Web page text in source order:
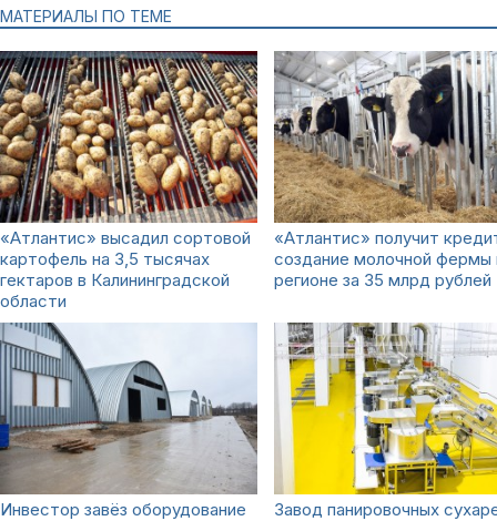
МАТЕРИАЛЫ ПО ТЕМЕ
«Атлантис» высадил сортовой
картофель на 3,5 тысячах
гектаров в Калининградской
области
«Атлантис» получит
создание молочной фермы
регионе за 35 млрд рублей
Инвестор завёз оборудование
Завод панировочных